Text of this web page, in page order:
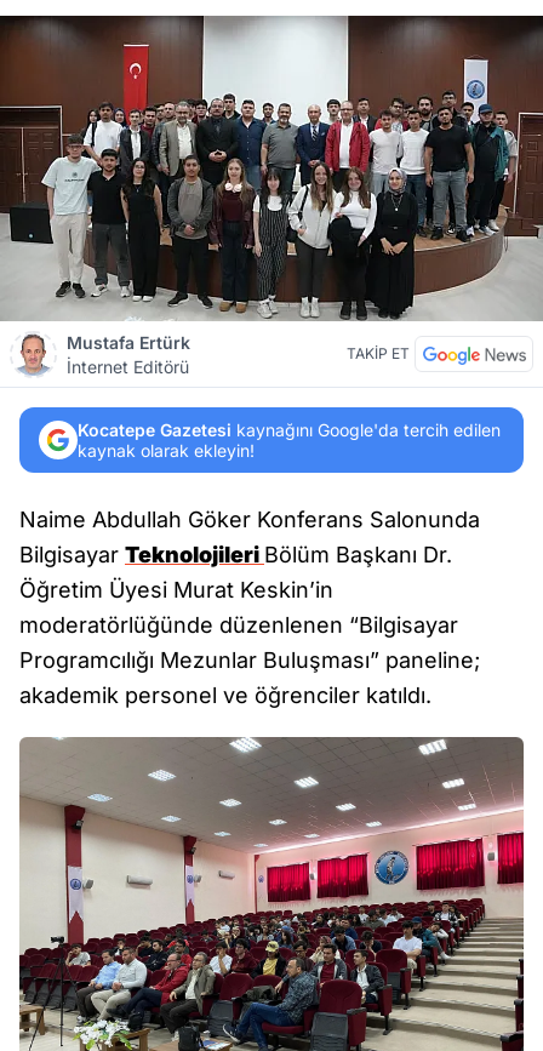
Mustafa Ertürk
İnternet Editörü
TAKİP ET
Kocatepe Gazetesi kaynağını Google'da tercih edilen
kaynak olarak ekleyin!
Naime Abdullah Göker Konferans Salonunda
Bilgisayar Teknolojileri Bölüm Başkanı Dr.
Öğretim Üyesi Murat Keskin’in
moderatörlüğünde düzenlenen “Bilgisayar
Programcılığı Mezunlar Buluşması” paneline;
akademik personel ve öğrenciler katıldı.